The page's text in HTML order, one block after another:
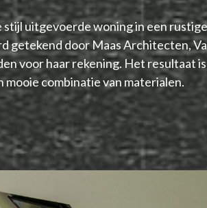
stijl uitgevoerde woning in een
getekend door Maas Architecten,
voor haar rekening. Het resultaat
combinatie van materialen.